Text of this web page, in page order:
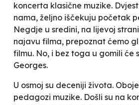
koncerta klasične muzike.
nama, željno iščekuju početak
Negdje u sredini, na lijevoj
najavu filma, prepoznat ćemo
filmu. No, i bez toga u gomili će
Georges.
U osmoj su deceniji života.
pedagozi muzike. Došli su na